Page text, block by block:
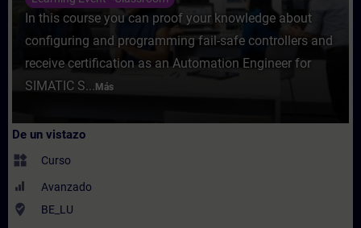
In this course you can proof your knowledge about
configuring and programming fail-safe controllers and
receive certification as an Automation Engineer for
SIMATIC S... Más
De un vistazo
widgets Curso
Avanzado
where_to_vote BE_LU